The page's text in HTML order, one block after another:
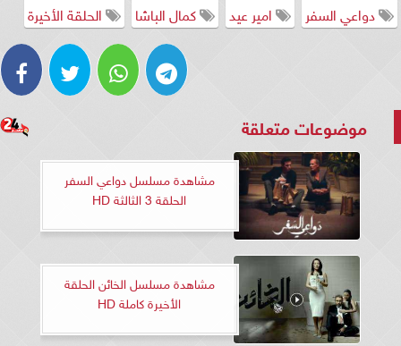
دواعي السفر
امير عيد كمال الباشا الحلقة الأخيرة
موضوعات متعلقة
مشاهدة مسلسل دواعي السفر
الحلقة 3 الثالثة HD
مشاهدة مسلسل الخائن الحلقة
الأخيرة كاملة HD